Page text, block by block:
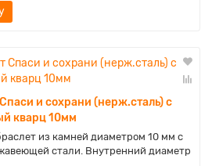
и сохрани (нерж.сталь) с
кварц 10мм
из камней диаметром 10 мм с
стали. Внутренний диаметр